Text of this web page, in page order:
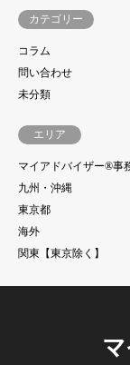
カテゴリー
コラム
問い合わせ
未分類
エリア
マイアドバイザー®事
九州・沖縄
東京都
海外
関東【東京除く】